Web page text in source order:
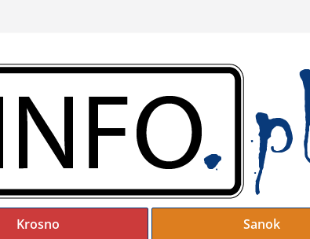
Krosno Sanok